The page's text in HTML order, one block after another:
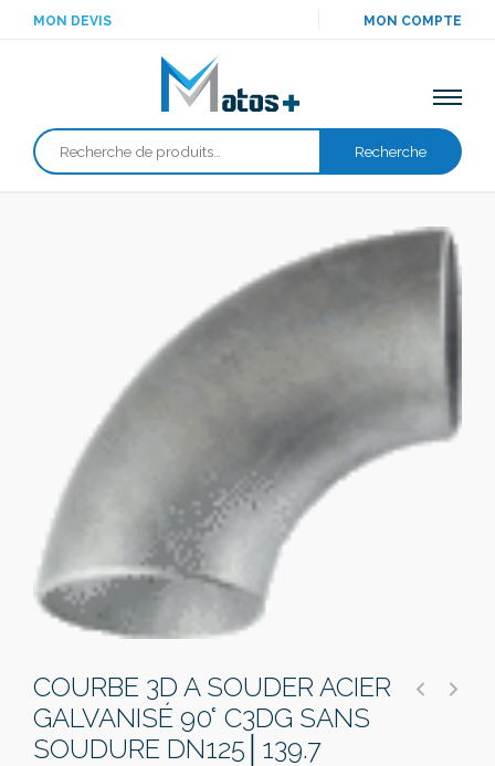
MON DEVIS MON COMPTE
Recherche
Recherche
COURBE 3D A SOUDER ACIER
GALVANISÉ 90° C3DG SANS
SOUDURE DN125│139.7